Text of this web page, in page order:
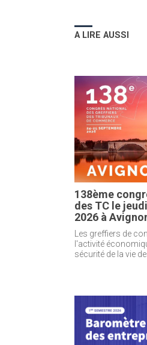
A LIRE AUSSI
138ème
des TC le
2026 à
Les greffiers de
l'activité
sécurité de la vie